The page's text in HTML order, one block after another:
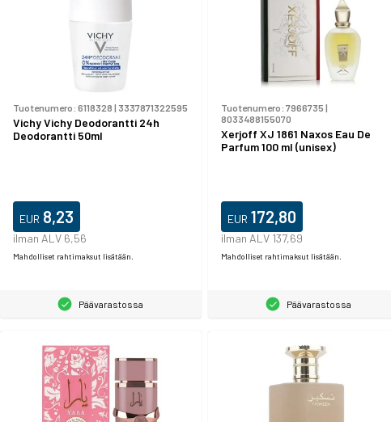
Tuotenumero: 6118328 | 3337871322595
Vichy Vichy Deodorantti 24h
Deodorantti 50ml
EUR 8,23
ilman ALV 6,56
Mahdolliset rahtimaksut lisätään.
Päävarastossa
Tuotenumero: 7966735 |
8033488155070
Xerjoff XJ 1861 Naxos Eau De
Parfum 100 ml (unisex)
EUR 172,80
ilman ALV 137,69
Mahdolliset rahtimaksut lisätään.
Päävarastossa